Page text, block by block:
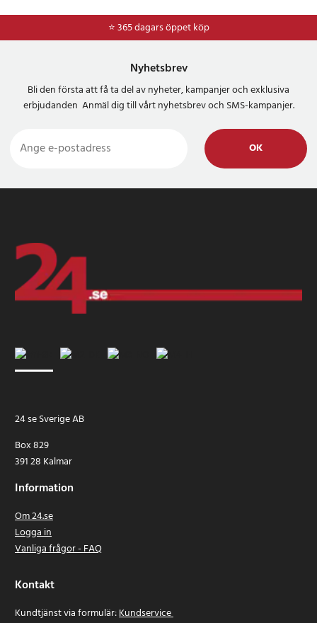
⭐ 365 dagars öppet köp
⭐Frakt 49kr *
Nyhetsbrev
Bli den första att få ta del av nyheter, kampanjer och exklusiva
erbjudanden Anmäl dig till vårt nyhetsbrev och SMS-kampanjer.
OK
24 se Sverige AB
Box 829
391 28 Kalmar
Information
Om 24.se
Logga in
Vanliga frågor - FAQ
Kontakt
Kundtjänst via formulär:Kundservice